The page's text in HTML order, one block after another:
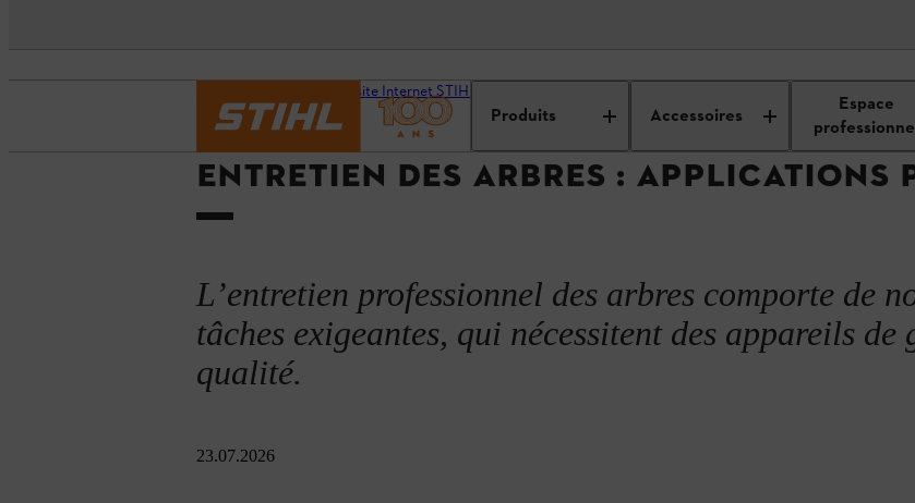
Produits Accessoires
Espace
Notre site Internet STIHL pour les professionnels Baumpflege
ENTRETIEN DES ARBRES : APPLICATIONS
L’entretien professionnel des arbres comporte de
tâches exigeantes, qui nécessitent des appareils de
qualité.
23.07.2026